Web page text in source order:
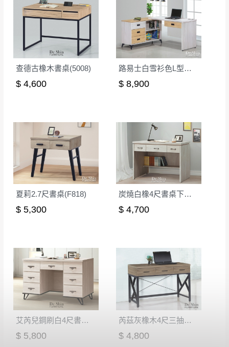
查德古橡木書桌(5008)
$ 4,600
路易士白雪衫色L型多功能書桌
$ 8,900
夏莉2.7尺書桌(F818)
$ 5,300
炭燒白橡4尺書桌下座(L40-1)
$ 4,700
艾芮兒鋼刷白4尺書桌下座(601)
$ 5,800
芮茲灰橡木4尺三抽鐵書桌(212)
$ 4,800